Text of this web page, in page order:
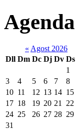
Agenda
« Agost 2026
Dll Dm Dc Dj Dv Ds
1
3
4 5 6 7 8
10 11 12 13 14 15
17 18 19 20 21 22
24 25 26 27 28 29
31